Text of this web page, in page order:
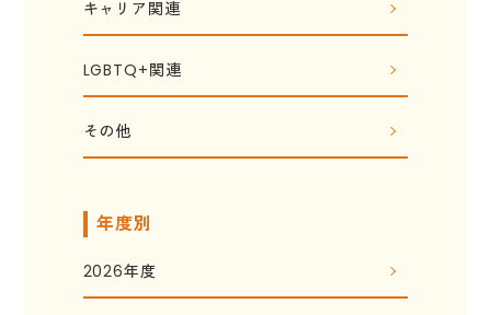
キャリア関連
LGBTQ+関連
その他
年度別
2026年度